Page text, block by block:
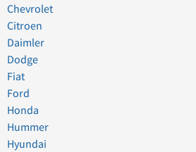
Chevrolet
Citroen
Daimler
Dodge
Fiat
Ford
Honda
Hummer
Hyundai